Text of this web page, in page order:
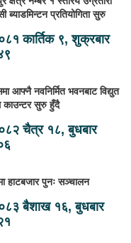
ब्याडमिन्टन प्रतियोगिता सुरु
कार्तिक ९, शुक्रबार
आफ्नै नवनिर्मित भवनबाट विद्युत
सुरु हुँदै
चैत्र १८, बुधबार
हाटबजार पुनः सञ्चालन
बैशाख १६, बुधबार